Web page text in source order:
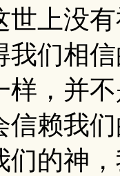
世上没
我们相
样，并
信赖我
们的神